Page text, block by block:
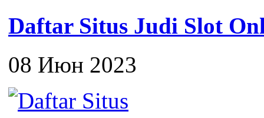
Daftar Situs Judi Slot
08 Июн 2023